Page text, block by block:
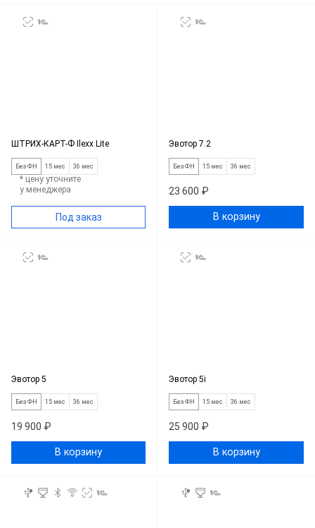
ШТРИХ-КАРТ-Ф Ilexx Lite
Без ФН 15 мес 36 мес
* цену уточните
у менеджера
Под заказ
Эвотор 7.2
Без ФН 15 мес 36 мес
23 600 ₽
В корзину
Эвотор 5
Без ФН 15 мес 36 мес
19 900 ₽
В корзину
Эвотор 5i
Без ФН 15 мес 36 мес
25 900 ₽
В корзину